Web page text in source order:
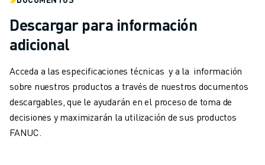
FANUC PLANS
CAMPO Y MANTENIMIENTO
PIEZAS DE RECAMBIO
REMANUFACTURING
HERRAMIENTAS DE SERVICIO DIGITAL
E- STORE
CENTRO DE DESCARGAS " MYFANUC
Descargar para información
adicional
Acceda a las especificaciones técnicas y a la información
sobre nuestros productos a través de nuestros documentos
descargables, que le ayudarán en el proceso de toma de
decisiones y maximizarán la utilización de sus productos
FANUC.